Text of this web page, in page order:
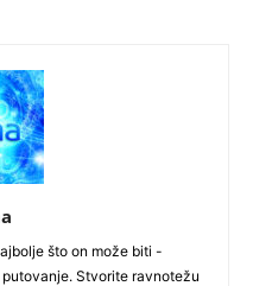
što on može biti -
Stvorite ravnotežu